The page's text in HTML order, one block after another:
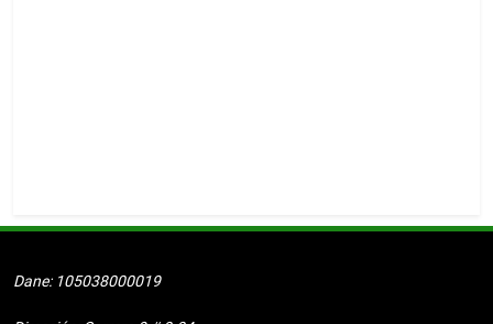
Dane: 105038000019